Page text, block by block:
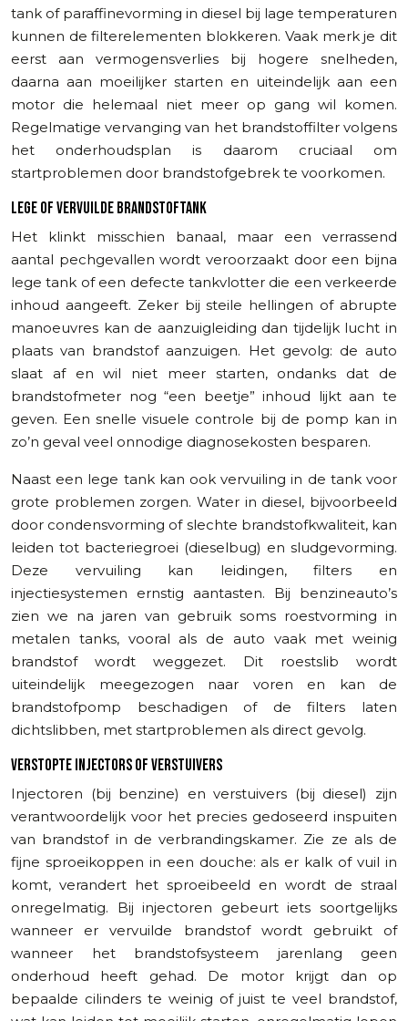
tank of paraffinevorming in diesel bij lage temperaturen
kunnen de filterelementen blokkeren. Vaak merk je dit
eerst aan vermogensverlies bij hogere snelheden,
daarna aan moeilijker starten en uiteindelijk aan een
motor die helemaal niet meer op gang wil komen.
Regelmatige vervanging van het brandstoffilter volgens
het onderhoudsplan is daarom cruciaal om
startproblemen door brandstofgebrek te voorkomen.
LEGE OF VERVUILDE BRANDSTOFTANK
Het klinkt misschien banaal, maar een verrassend
aantal pechgevallen wordt veroorzaakt door een bijna
lege tank of een defecte tankvlotter die een verkeerde
inhoud aangeeft. Zeker bij steile hellingen of abrupte
manoeuvres kan de aanzuigleiding dan tijdelijk lucht in
plaats van brandstof aanzuigen. Het gevolg: de auto
slaat af en wil niet meer starten, ondanks dat de
brandstofmeter nog “een beetje” inhoud lijkt aan te
geven. Een snelle visuele controle bij de pomp kan in
zo’n geval veel onnodige diagnosekosten besparen.
Naast een lege tank kan ook vervuiling in de tank voor
grote problemen zorgen. Water in diesel, bijvoorbeeld
door condensvorming of slechte brandstofkwaliteit, kan
leiden tot bacteriegroei (dieselbug) en sludgevorming.
Deze vervuiling kan leidingen, filters en
injectiesystemen ernstig aantasten. Bij benzineauto’s
zien we na jaren van gebruik soms roestvorming in
metalen tanks, vooral als de auto vaak met weinig
brandstof wordt weggezet. Dit roestslib wordt
uiteindelijk meegezogen naar voren en kan de
brandstofpomp beschadigen of de filters laten
dichtslibben, met startproblemen als direct gevolg.
VERSTOPTE INJECTORS OF VERSTUIVERS
Injectoren (bij benzine) en verstuivers (bij diesel) zijn
verantwoordelijk voor het precies gedoseerd inspuiten
van brandstof in de verbrandingskamer. Zie ze als de
fijne sproeikoppen in een douche: als er kalk of vuil in
komt, verandert het sproeibeeld en wordt de straal
onregelmatig. Bij injectoren gebeurt iets soortgelijks
wanneer er vervuilde brandstof wordt gebruikt of
wanneer het brandstofsysteem jarenlang geen
onderhoud heeft gehad. De motor krijgt dan op
bepaalde cilinders te weinig of juist te veel brandstof,